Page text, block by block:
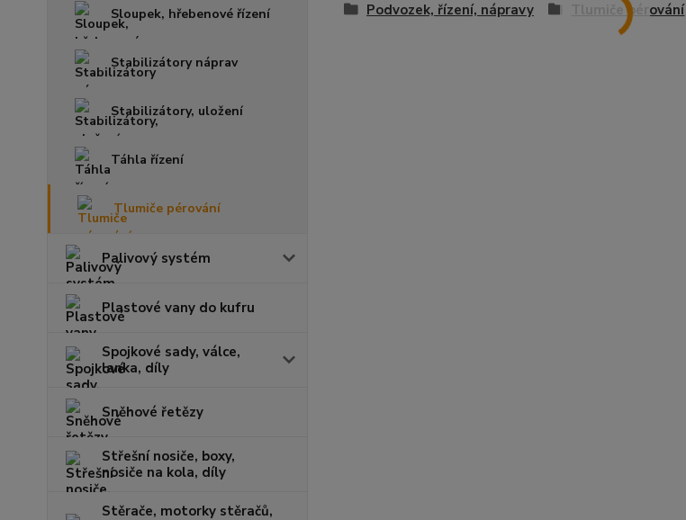
Sloupek, hřebenové řízení
Stabilizátory náprav
Stabilizátory, uložení
Táhla řízení
Tlumiče pérování
Palivový systém
Plastové vany do kufru
Spojkové sady, válce,
lanka, díly
Sněhové řetězy
Střešní nosiče, boxy,
nosiče na kola, díly
Stěrače, motorky stěračů,
Podvozek, řízení, nápravy Tlumiče pérování